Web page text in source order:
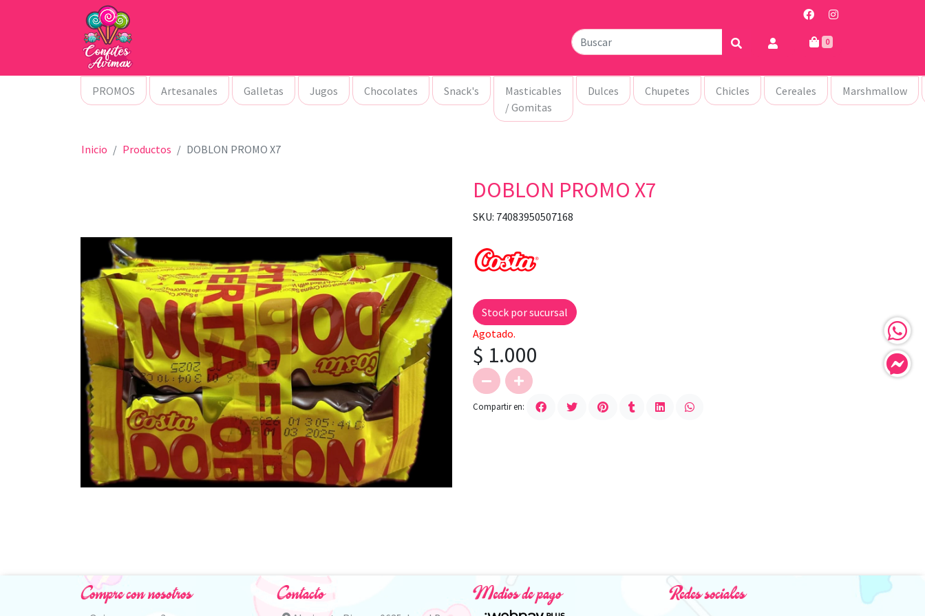
0
PROMOS Artesanales Galletas Jugos Chocolates Snack's
Masticables
/ Gomitas
Dulces Chupetes Chicles Cereales Marshmallow
Inicio Productos DOBLON PROMO X7
DOBLON PROMO X7
SKU: 74083950507168
Stock por sucursal
Agotado.
$ 1.000
Compartir en:
Compre con nosotros Contacto Medios de pago Redes sociales